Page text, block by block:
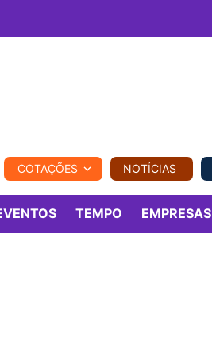
REGIONAL COMERCIAL
COTAÇÕES NOTÍCIAS
TEMPO EMPRESAS